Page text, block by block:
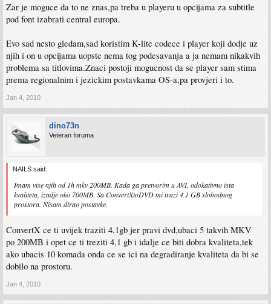
Zar je moguce da to ne znas,pa treba u playeru u opcijama za subtitle
pod font izabrati central europa.
Evo sad nesto gledam,sad koristim K-lite codece i player koji dodje uz
njih i on u opcijama uopste nema tog podesavanja a ja nemam nikakvih
problema sa titlovima.Znaci postoji mogucnost da se player sam stima
prema regionalnim i jezickim postavkama OS-a,pa provjeri i to.
Jan 4, 2010
dino73n
Veteran foruma
NAILS said:
Imam vise njih od 1h mkv 200MB. Kada ga pretvorim u AVI, odokativno ista
kvaliteta, izadje oko 700MB. Sa ConvertXtoDVD mi trazi 4.1 GB slobodnog
prostora. Nisam dirao postavke.
ConvertX ce ti uvijek traziti 4,1gb jer pravi dvd,ubaci 5 takvih MKV
po 200MB i opet ce ti treziti 4,1 gb i idalje ce biti dobra kvaliteta,tek
ako ubacis 10 komada onda ce se ici na degradiranje kvaliteta da bi se
dobilo na prostoru.
Jan 4, 2010